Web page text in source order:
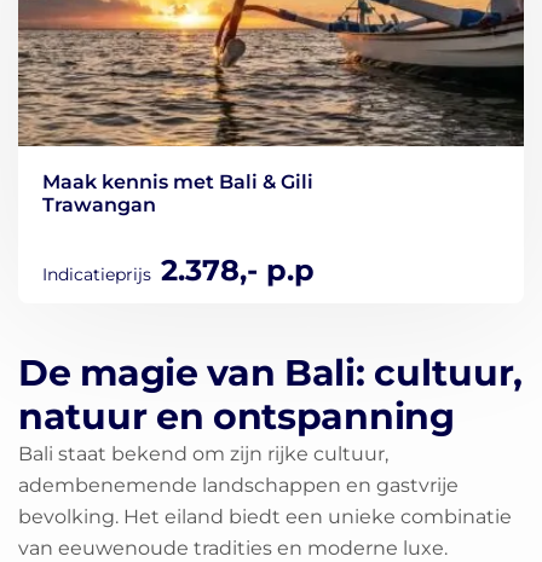
Maak kennis met Bali & Gili
Trawangan
Indicatieprijs 2.378,- p.p
De magie van Bali: cultuur,
natuur en ontspanning
Bali staat bekend om zijn rijke cultuur,
adembenemende landschappen en gastvrije
bevolking. Het eiland biedt een unieke combinatie
van eeuwenoude tradities en moderne luxe.